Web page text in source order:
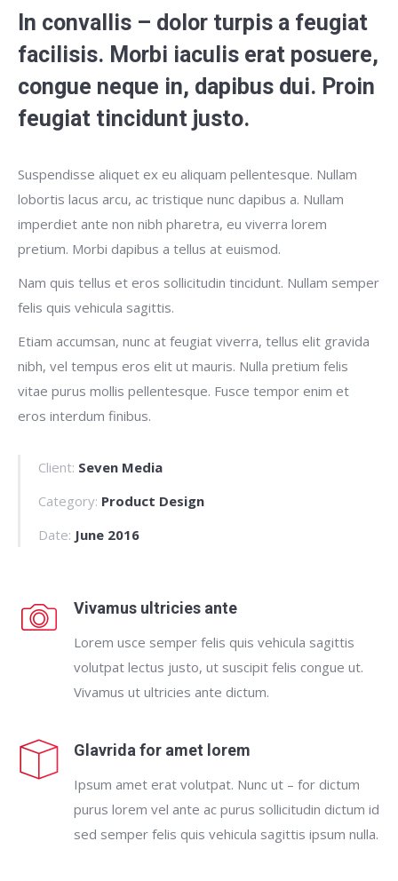
In convallis – dolor turpis a feugiat
facilisis. Morbi iaculis erat posuere,
congue neque in, dapibus dui. Proin
feugiat tincidunt justo.
Suspendisse aliquet ex eu aliquam pellentesque. Nullam
lobortis lacus arcu, ac tristique nunc dapibus a. Nullam
imperdiet ante non nibh pharetra, eu viverra lorem
pretium. Morbi dapibus a tellus at euismod.
Nam quis tellus et eros sollicitudin tincidunt. Nullam semper
felis quis vehicula sagittis.
Etiam accumsan, nunc at feugiat viverra, tellus elit gravida
nibh, vel tempus eros elit ut mauris. Nulla pretium felis
vitae purus mollis pellentesque. Fusce tempor enim et
eros interdum finibus.
Client: Seven Media
Category: Product Design
Date: June 2016
Vivamus ultricies ante
Lorem usce semper felis quis vehicula sagittis
volutpat lectus justo, ut suscipit felis congue ut.
Vivamus ut ultricies ante dictum.
Glavrida for amet lorem
Ipsum amet erat volutpat. Nunc ut – for dictum
purus lorem vel ante ac purus sollicitudin dictum id
sed semper felis quis vehicula sagittis ipsum nulla.